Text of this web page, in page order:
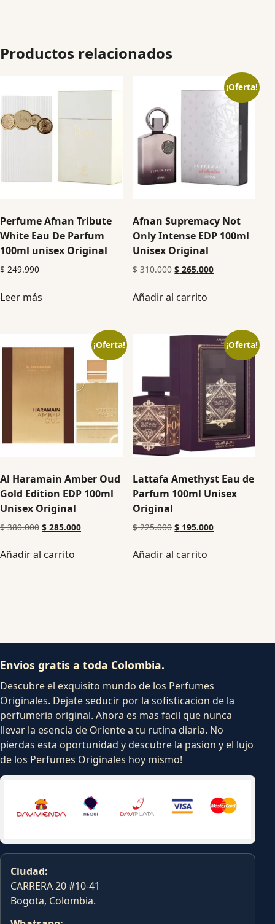
Productos relacionados
Perfume Afnan Tribute
White Eau De Parfum
100ml unisex Original
$ 249.990
Leer más
¡Oferta!
Afnan Supremacy Not
Only Intense EDP 100ml
Unisex Original
$310.000 $ 265.000
Añadir al carrito
¡Oferta!
Al Haramain Amber Oud
Gold Edition EDP 100ml
Unisex Original
$380.000 $ 285.000
Añadir al carrito
¡Oferta!
Lattafa Amethyst Eau de
Parfum 100ml Unisex
Original
$225.000 $ 195.000
Añadir al carrito
Envios gratis a toda Colombia.
Descubre el exquisito mundo de los Perfumes
Originales. Dejate seducir por la sofisticacion de la
perfumeria original. Ahora es mas facil que nunca
llevar la esencia de Oriente a tu rutina diaria. No
pierdas esta oportunidad y descubre la pasion y el lujo
de los Perfumes Originales hoy mismo!
Ciudad:
CARRERA 20 #10-41
Bogota, Colombia.